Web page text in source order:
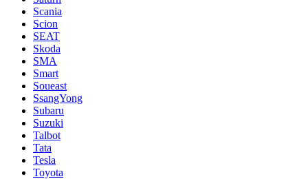
Scania
Scion
SEAT
Skoda
SMA
Smart
Soueast
SsangYong
Subaru
Suzuki
Talbot
Tata
Tesla
Toyota